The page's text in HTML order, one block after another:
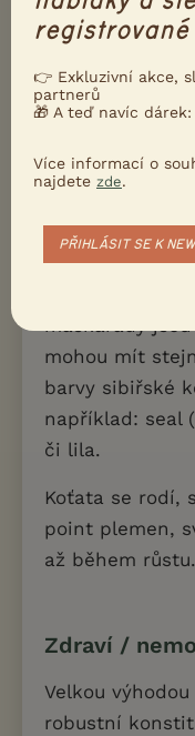
necháme maso
Mimo období
protože příliš
Typickým a
maškarády
mohou mít
barvy sibiřské
například: seal
či lila.
Koťata se rodí,
point plemen,
až během růstu.
Zdraví /
Velkou
robustní
👉 Exkluzivní akce,
partnerů
🎁 A teď navíc
Více informací o
najdete zde.
PŘIHLÁSIT SE K